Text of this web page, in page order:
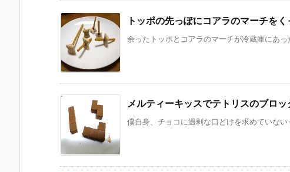
トッポの先っぽにコアラのマーチを
余ったトッポとコアラのマーチが冷蔵庫にあ
メルティーキッスでテトリスのブロ
僕自身、チョコに過剰な口どけを求めていな